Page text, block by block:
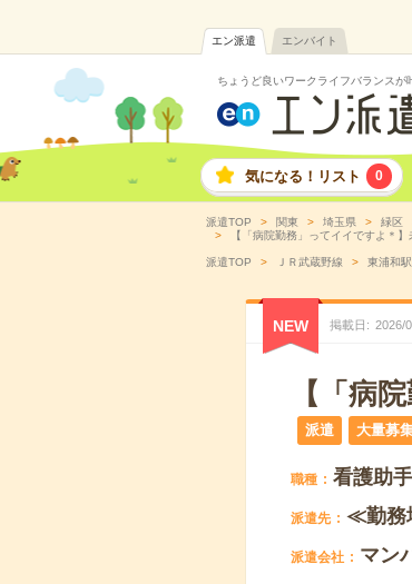
エン派遣 エンバイト
ちょうど良いワークライフバランスが
気になる！リスト 0
派遣TOP 関東 埼玉県 緑区
【「病院勤務」ってイイですよ＊
派遣TOP ＪＲ武蔵野線 東浦和駅
NEW 掲載日 2026/
【「病
派遣 大量募
職種 看護助手
派遣先 ≪勤務
派遣会社 マン